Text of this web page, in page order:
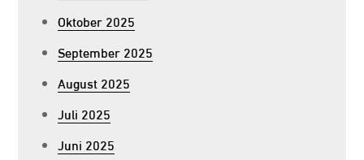
Oktober 2025
September 2025
August 2025
Juli 2025
Juni 2025